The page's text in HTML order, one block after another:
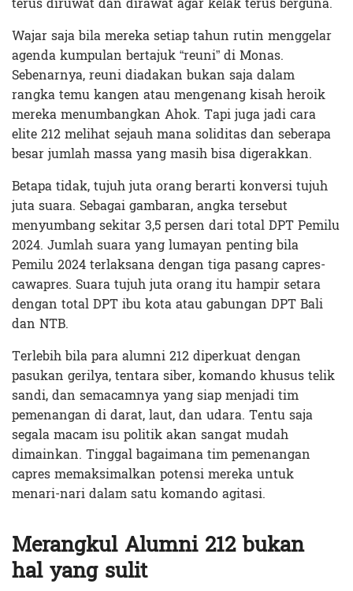
Wajar saja bila mereka setiap tahun rutin menggelar
agenda kumpulan bertajuk “reuni” di Monas.
Sebenarnya, reuni diadakan bukan saja dalam
rangka temu kangen atau mengenang kisah heroik
mereka menumbangkan Ahok. Tapi juga jadi cara
elite 212 melihat sejauh mana soliditas dan seberapa
besar jumlah massa yang masih bisa digerakkan.
Betapa tidak, tujuh juta orang berarti konversi tujuh
juta suara. Sebagai gambaran, angka tersebut
menyumbang sekitar 3,5 persen dari total DPT Pemilu
2024. Jumlah suara yang lumayan penting bila
Pemilu 2024 terlaksana dengan tiga pasang capres-
cawapres. Suara tujuh juta orang itu hampir setara
dengan total DPT ibu kota atau gabungan DPT Bali
dan NTB.
Terlebih bila para alumni 212 diperkuat dengan
pasukan gerilya, tentara siber, komando khusus telik
sandi, dan semacamnya yang siap menjadi tim
pemenangan di darat, laut, dan udara. Tentu saja
segala macam isu politik akan sangat mudah
dimainkan. Tinggal bagaimana tim pemenangan
capres memaksimalkan potensi mereka untuk
menari-nari dalam satu komando agitasi.
Merangkul Alumni 212 bukan
hal yang sulit